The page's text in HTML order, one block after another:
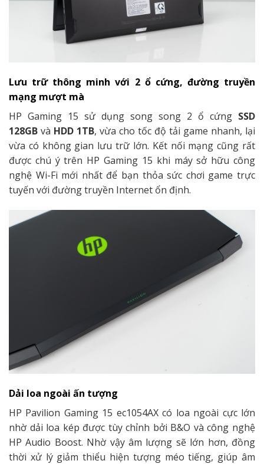
Lưu trữ thông minh với 2 ổ cứng, đường truyền
mạng mượt mà
HP Gaming 15 sử dụng song song 2 ổ cứng SSD
128GB và HDD 1TB, vừa cho tốc độ tải game nhanh, lại
vừa có không gian lưu trữ lớn. Kết nối mạng cũng rất
được chú ý trên HP Gaming 15 khi máy sở hữu công
nghệ Wi-Fi mới nhất để bạn thỏa sức chơi game trực
tuyến với đường truyền Internet ổn định.
Dải loa ngoài ấn tượng
HP Pavilion Gaming 15 ec1054AX có loa ngoài cực lớn
nhờ dải loa kép được tùy chỉnh bởi B&O và công nghệ
HP Audio Boost. Nhờ vậy âm lượng sẽ lớn hơn, đồng
thời xử lý giảm thiểu hiện tượng méo tiếng, giúp âm